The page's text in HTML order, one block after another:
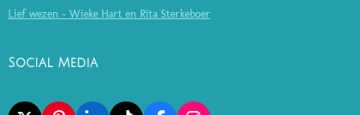
Lief wezen - Wieke Hart en Rita Sterkeboer
Social Media